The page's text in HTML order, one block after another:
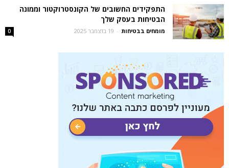
התפקידים החשובים של הקונסטרוקטור וממונה
הבטיחות בעסק שלך
מומחים בבטיחות - 19 בדצמבר 2025 0